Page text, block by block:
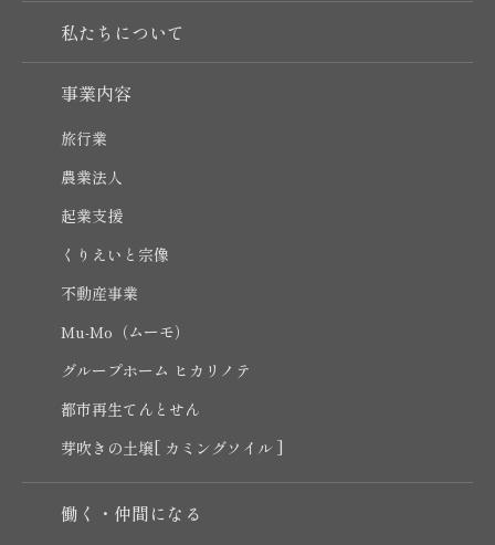
私たちについて
事業内容
旅行業
農業法人
起業支援
くりえいと宗像
不動産事業
Mu-Mo（ムーモ）
グループホーム ヒカリノテ
都市再生てんとせん
芽吹きの土壌[ カミングソイル ]
働く・仲間になる